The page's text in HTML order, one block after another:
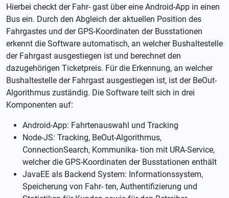
Hierbei checkt der Fahr- gast über eine Android-App in einen
Bus ein. Durch den Abgleich der aktuellen Position des
Fahrgastes und der GPS-Koordinaten der Busstationen
erkennt die Software automatisch, an welcher Bushaltestelle
der Fahrgast ausgestiegen ist und berechnet den
dazugehörigen Ticketpreis. Für die Erkennung, an welcher
Bushaltestelle der Fahrgast ausgestiegen ist, ist der BeOut-
Algorithmus zuständig. Die Software teilt sich in drei
Komponenten auf:
Android-App: Fahrtenauswahl und Tracking
Node-JS: Tracking, BeOut-Algorithmus,
ConnectionSearch, Kommunika- tion mit URA-Service,
welcher die GPS-Koordinaten der Busstationen enthält
JavaEE als Backend System: Informationssystem,
Speicherung von Fahr- ten, Authentifizierung und